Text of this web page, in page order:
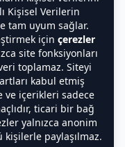
Kişisel Verilerin
tam uyum sağlar.
için çerezler
site fonksiyonları
toplamaz. Siteyi
kabul etmiş
ve içerikleri sadece
ticari bir bağ
yalnızca anonim
paylaşılmaz.